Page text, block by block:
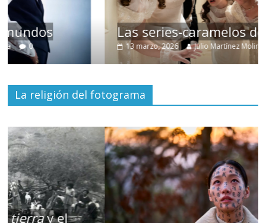
Las series-caramelos de Shondaland
13 marzo, 2026 Julio Martínez Molina 0
La religión del fotograma